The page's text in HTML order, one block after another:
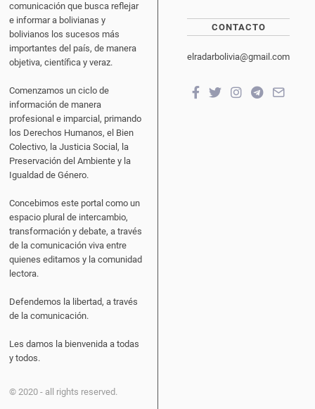
comunicación que busca reflejar
e informar a bolivianas y
bolivianos los sucesos más
importantes del país, de manera
objetiva, científica y veraz.
Comenzamos un ciclo de
información de manera
profesional e imparcial, primando
los Derechos Humanos, el Bien
Colectivo, la Justicia Social, la
Preservación del Ambiente y la
Igualdad de Género.
Concebimos este portal como un
espacio plural de intercambio,
transformación y debate, a través
de la comunicación viva entre
quienes editamos y la comunidad
lectora.
Defendemos la libertad, a través
de la comunicación.
Les damos la bienvenida a todas
y todos.
© 2020 - all rights reserved.
CONTACTO
elradarbolivia@gmail.com